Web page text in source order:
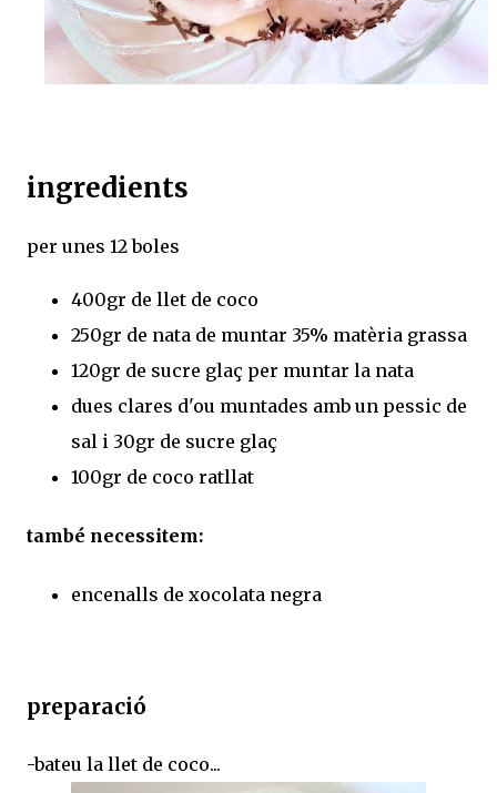
ingredients
per unes 12 boles
400gr de llet de coco
250gr de nata de muntar 35% matèria grassa
120gr de sucre glaç per muntar la nata
dues clares d'ou muntades amb un pessic de
sal i 30gr de sucre glaç
100gr de coco ratllat
també necessitem:
encenalls de xocolata negra
preparació
-bateu la llet de coco...